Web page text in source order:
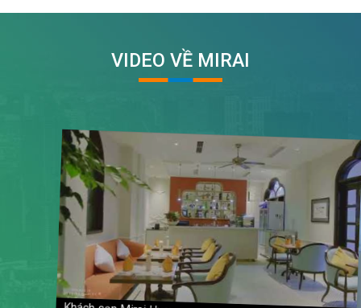
VIDEO VỀ MIRAI
Học viên Mirai
Mirai human ベトナム面接2